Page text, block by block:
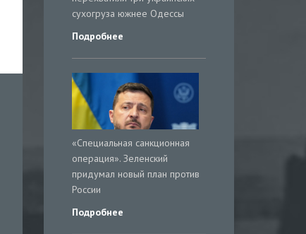
сухогруза южнее Одессы
Подробнее
«Специальная санкционная
операция». Зеленский
придумал новый план против
России
Подробнее